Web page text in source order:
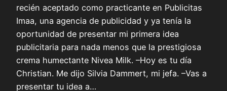
recién aceptado como practicante en Publicitas
Imaa, una agencia de publicidad y ya tenía la
oportunidad de presentar mi primera idea
publicitaria para nada menos que la prestigiosa
crema humectante Nivea Milk. –Hoy es tu día
Christian. Me dijo Silvia Dammert, mi jefa. –Vas a
presentar tu idea a…